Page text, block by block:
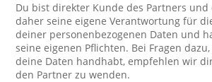
Du bist direkter Kunde des Partners
daher seine eigene Verantwortung für
deiner personenbezogenen Daten und
seine eigenen Pflichten. Bei Fragen
deine Daten handhabt, empfehlen wir
den Partner zu wenden.